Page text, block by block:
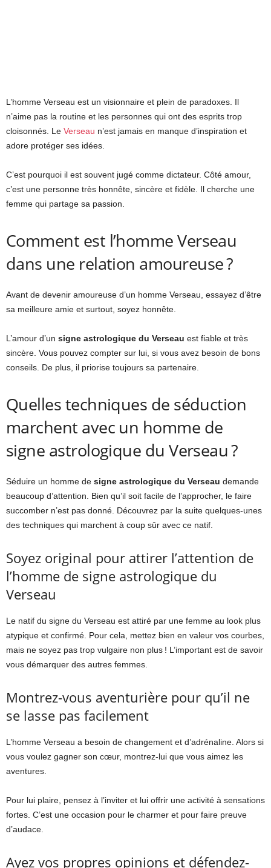
L’homme Verseau est un visionnaire et plein de paradoxes. Il
n’aime pas la routine et les personnes qui ont des esprits trop
cloisonnés. Le Verseau n’est jamais en manque d’inspiration et
adore protéger ses idées.
C’est pourquoi il est souvent jugé comme dictateur. Côté amour,
c’est une personne très honnête, sincère et fidèle. Il cherche une
femme qui partage sa passion.
Comment est l’homme Verseau
dans une relation amoureuse ?
Avant de devenir amoureuse d’un homme Verseau, essayez d’être
sa meilleure amie et surtout, soyez honnête.
L’amour d’un signe astrologique du Verseau est fiable et très
sincère. Vous pouvez compter sur lui, si vous avez besoin de bons
conseils. De plus, il priorise toujours sa partenaire.
Quelles techniques de séduction
marchent avec un homme de
signe astrologique du Verseau ?
Séduire un homme de signe astrologique du Verseau demande
beaucoup d’attention. Bien qu’il soit facile de l’approcher, le faire
succomber n’est pas donné. Découvrez par la suite quelques-unes
des techniques qui marchent à coup sûr avec ce natif.
Soyez original pour attirer l’attention de
l’homme de signe astrologique du
Verseau
Le natif du signe du Verseau est attiré par une femme au look plus
atypique et confirmé. Pour cela, mettez bien en valeur vos courbes,
mais ne soyez pas trop vulgaire non plus ! L’important est de savoir
vous démarquer des autres femmes.
Montrez-vous aventurière pour qu’il ne
se lasse pas facilement
L’homme Verseau a besoin de changement et d’adrénaline. Alors si
vous voulez gagner son cœur, montrez-lui que vous aimez les
aventures.
Pour lui plaire, pensez à l’inviter et lui offrir une activité à sensations
fortes. C’est une occasion pour le charmer et pour faire preuve
d’audace.
Ayez vos propres opinions et défendez-